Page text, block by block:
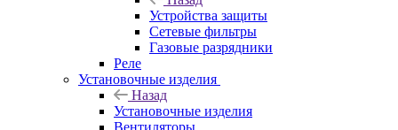
Устройства защиты
Сетевые фильтры
Газовые разрядники
Реле
Установочные изделия
Назад
Установочные изделия
Вентиляторы